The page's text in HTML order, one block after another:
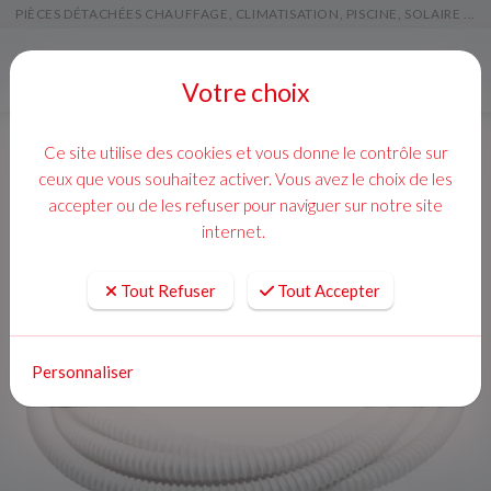
PIÈCES DÉTACHÉES CHAUFFAGE, CLIMATISATION, PISCINE, SOLAIRE ...
Votre choix
Ce site utilise des cookies et vous donne le contrôle sur
ceux que vous souhaitez activer. Vous avez le choix de les
accepter ou de les refuser pour naviguer sur notre site
internet.
Tout Refuser Tout Accepter
Personnaliser